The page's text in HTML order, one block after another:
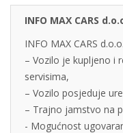
INFO MAX CARS
INFO MAX CARS
– Vozilo je kupljeno i
servisima,
– Vozilo posjeduje
– Trajno jamstvo na
- Mogućnost